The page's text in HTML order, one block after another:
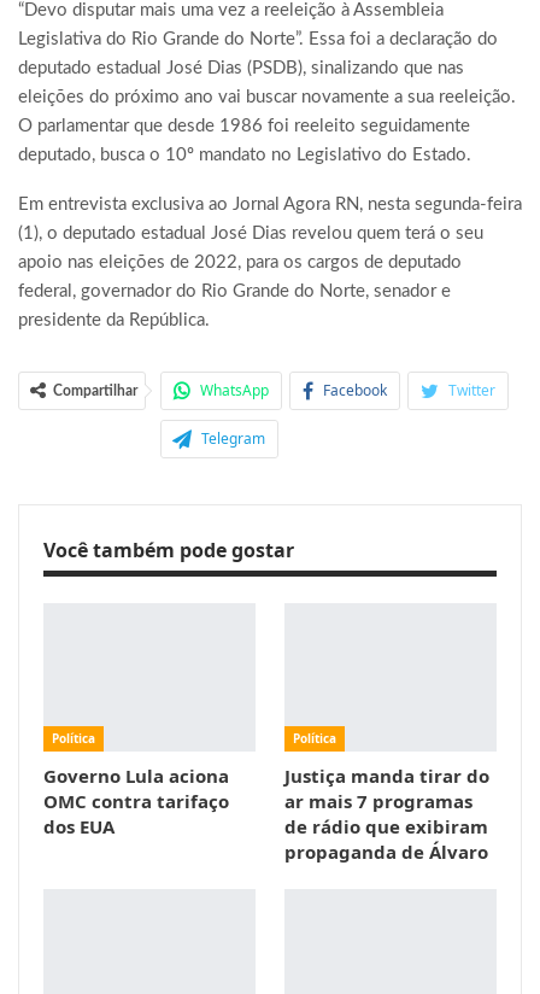
“Devo disputar mais uma vez a reeleição à Assembleia
Legislativa do Rio Grande do Norte”. Essa foi a declaração do
deputado estadual José Dias (PSDB), sinalizando que nas
eleições do próximo ano vai buscar novamente a sua reeleição.
O parlamentar que desde 1986 foi reeleito seguidamente
deputado, busca o 10º mandato no Legislativo do Estado.
Em entrevista exclusiva ao Jornal Agora RN, nesta segunda-feira
(1), o deputado estadual José Dias revelou quem terá o seu
apoio nas eleições de 2022, para os cargos de deputado
federal, governador do Rio Grande do Norte, senador e
presidente da República.
Compartilhar WhatsApp Facebook Twitter
Telegram
Você também pode gostar
Política
Governo Lula aciona
OMC contra tarifaço
dos EUA
Política
Justiça manda tirar do
ar mais 7 programas
de rádio que exibiram
propaganda de Álvaro